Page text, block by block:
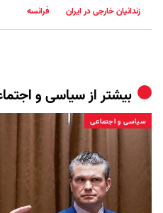
زندانیان خارجی در ایران
فرانسه
بیشتر ازسیاسی و
سیاسی و اجتماعی